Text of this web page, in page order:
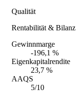
Qualität
Rentabilität & Bilanz
Gewinnmarge
-196,1 %
Eigenkapitalrendite
23,7 %
AAQS
5/10